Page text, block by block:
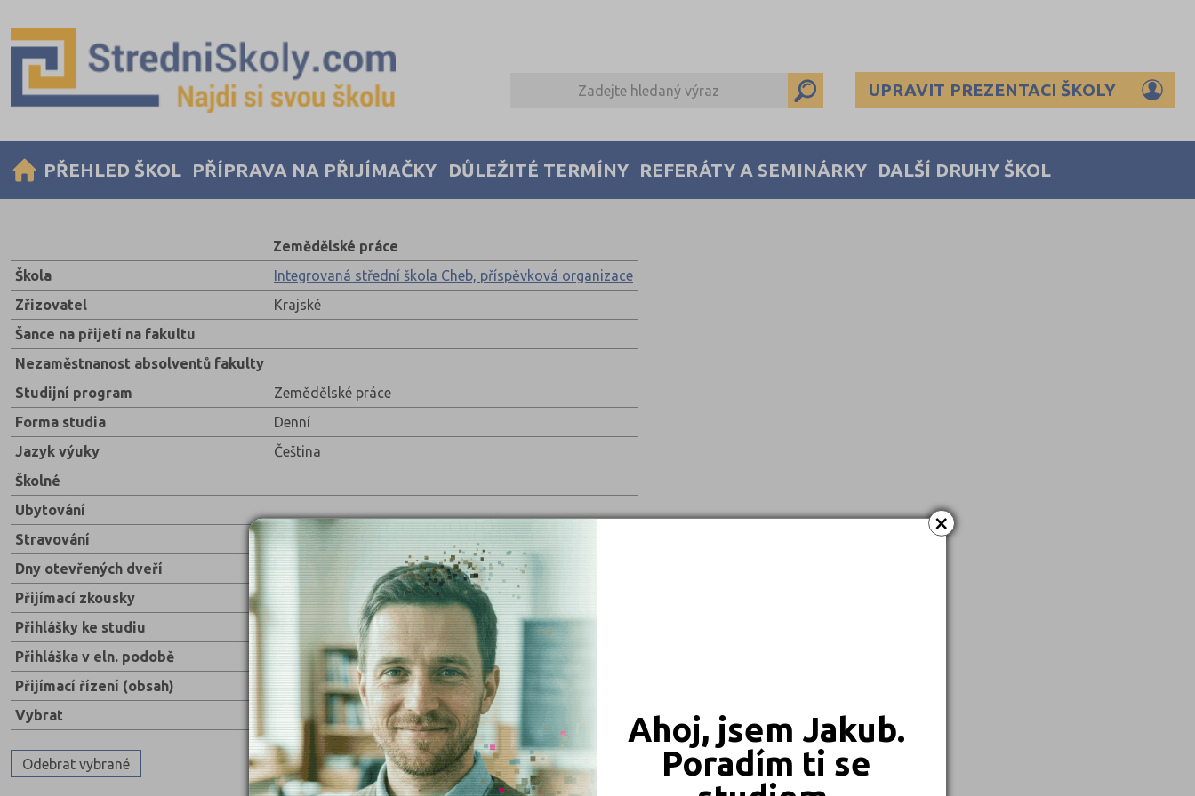
×
Ahoj, jsem Jakub.
Poradím ti se
UPRAVIT PREZENTACI ŠKOLY
PŘEHLED ŠKOL PŘÍPRAVA NA PŘIJÍMAČKY DŮLEŽITÉ TERMÍNY REFERÁTY A SEMINÁRKY DALŠÍ DRUHY ŠKOL
Zemědělské práce
Škola
Integrovaná střední škola Cheb, příspěvková organizace
Zřizovatel
Krajské
Šance na přijetí na fakultu
Nezaměstnanost absolventů fakulty
Studijní program
Zemědělské práce
Forma studia
Denní
Jazyk výuky
Čeština
Školné
Ubytování
Stravování
Dny otevřených dveří
Přijímací zkousky
Přihlášky ke studiu
Přihláška v eln. podobě
Přijímací řízení (obsah)
Vybrat